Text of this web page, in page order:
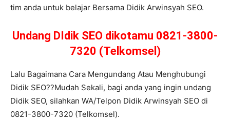
tim anda untuk belajar Bersama Didik Arwinsyah SEO.
Undang DIdik SEO dikotamu 0821-3800-
7320 (Telkomsel)
Lalu Bagaimana Cara Mengundang Atau Menghubungi
Didik SEO??Mudah Sekali, bagi anda yang ingin undang
Didik SEO, silahkan WA/Telpon Didik Arwinsyah SEO di
0821-3800-7320 (Telkomsel).